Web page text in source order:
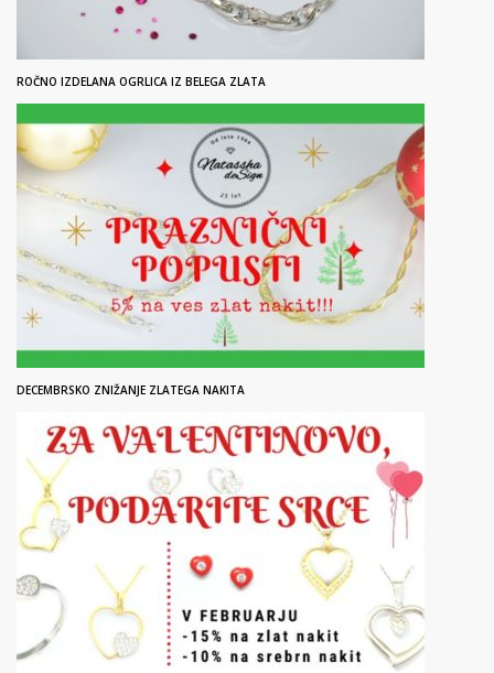
ROČNO IZDELANA OGRLICA IZ BELEGA ZLATA
DECEMBRSKO ZNIŽANJE ZLATEGA NAKITA